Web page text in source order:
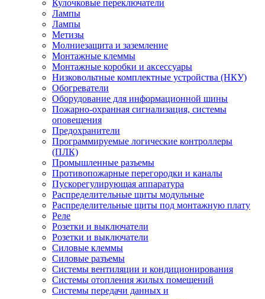
Кулочковые переключатели
Лампы
Лампы
Метизы
Молниезащита и заземление
Монтажные клеммы
Монтажные коробки и аксессуары
Низковольтные комплектные устройства (НКУ)
Обогреватели
Оборудование для информационной шины
Пожарно-охранная сигнализация, системы
оповещения
Предохранители
Программируемые логические контроллеры
(ПЛК)
Промышленные разъемы
Противопожарные перегородки и каналы
Пускорегулирующая аппаратура
Распределительные щиты модульные
Распределительные щиты под монтажную плату
Реле
Розетки и выключатели
Розетки и выключатели
Силовые клеммы
Силовые разъемы
Системы вентиляции и кондиционирования
Системы отопления жилых помещений
Системы передачи данных и